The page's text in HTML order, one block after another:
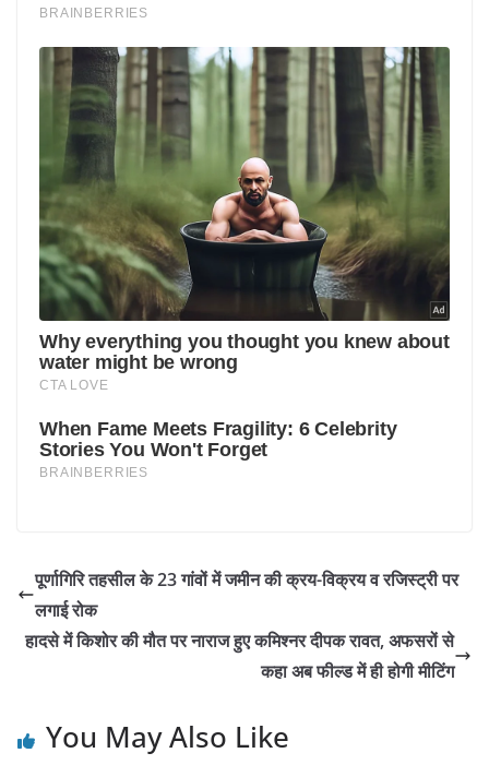
पूर्णागिरि तहसील के 23 गांवों में जमीन की क्रय-विक्रय व रजिस्ट्री पर
लगाई रोक
हादसे में किशोर की मौत पर नाराज हुए कमिश्नर दीपक रावत, अफसरों से
कहा अब फील्ड में ही होगी मीटिंग
You May Also Like